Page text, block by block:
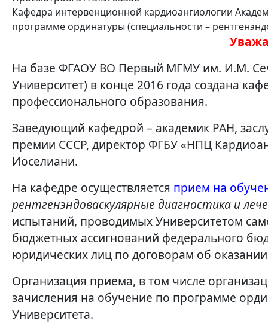
Кафедра интервенционной кардиоангиологии
программе ординатуры (специальности –
На базе ФГАОУ ВО Первый МГМУ им. И.М.
Университет) в конце 2016 года создана
профессионального образования.
Заведующий кафедрой – академик РАН,
премии СССР, директор ФГБУ «НПЦ
Иоселиани.
На кафедре осуществляется прием на
рентгенэндоваскулярные диагностика и
испытаний, проводимых Университетом
бюджетных ассигнований федерального
юридических лиц по договорам об
Организация приема, в том числе
зачисления на обучение по программе
Университета.